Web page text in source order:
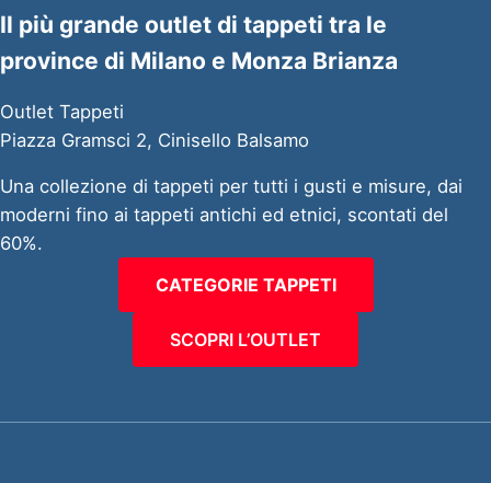
Il più grande outlet di tappeti tra le
province di Milano e Monza Brianza
Outlet Tappeti
Piazza Gramsci 2, Cinisello Balsamo
Una collezione di tappeti per tutti i gusti e misure, dai
moderni fino ai tappeti antichi ed etnici, scontati del
60%.
CATEGORIE TAPPETI
SCOPRI L’OUTLET